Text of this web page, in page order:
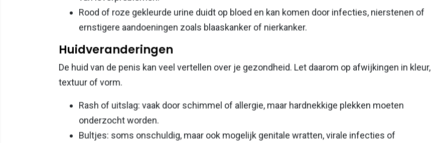
Rood of roze gekleurde urine duidt op bloed en kan komen door infecties, nierstenen of
ernstigere aandoeningen zoals blaaskanker of nierkanker.
Huidveranderingen
De huid van de penis kan veel vertellen over je gezondheid. Let daarom op afwijkingen in kleur,
textuur of vorm.
Rash of uitslag: vaak door schimmel of allergie, maar hardnekkige plekken moeten
onderzocht worden.
Bultjes: soms onschuldig, maar ook mogelijk genitale wratten, virale infecties of